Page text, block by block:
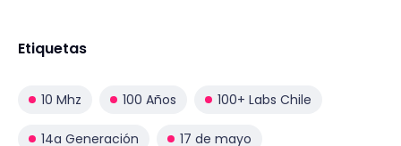
Etiquetas
10 Mhz 100 Años 100+ Labs Chile
14a Generación 17 de mayo